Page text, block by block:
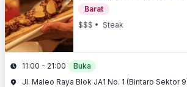
Barat
$$$ • Steak
11:00 - 21:00
Buka